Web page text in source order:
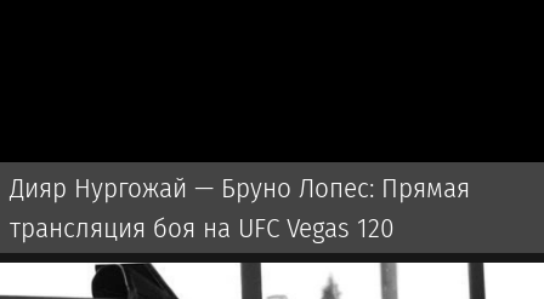
Дияр Нургожай — Бруно Лопес: Прямая
трансляция боя на UFC Vegas 120